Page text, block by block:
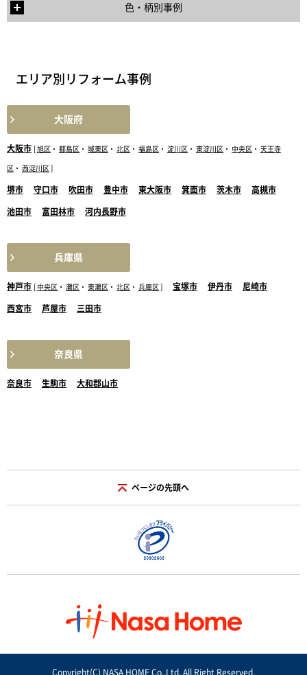
色・柄別事例
エリア別リフォーム事例
大阪府
大阪市 旭区 ・ 都島区 ・ 城東区 ・ 北区 ・ 福島区 ・ 淀川区 ・ 東淀川区 ・ 中央区 ・ 天王寺
区 ・ 西淀川区
堺市 守口市 吹田市 豊中市 東大阪市 箕面市 茨木市 高槻市
池田市 富田林市 河内長野市
兵庫県
神戸市 中央区 ・ 灘区 ・ 東灘区 ・ 北区 ・ 兵庫区 宝塚市 伊丹市 尼崎市
西宮市 芦屋市 三田市
奈良県
奈良市 生駒市 大和郡山市
ページの先頭へ
Copyright(C) NASA HOME Co.,Ltd. All Right Reserved.